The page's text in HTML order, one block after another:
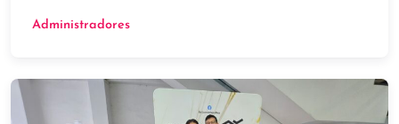
Administradores